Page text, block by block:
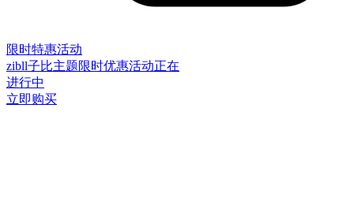
限时特惠活动
zibll子比主题限时优惠活动正在
进行中
立即购买